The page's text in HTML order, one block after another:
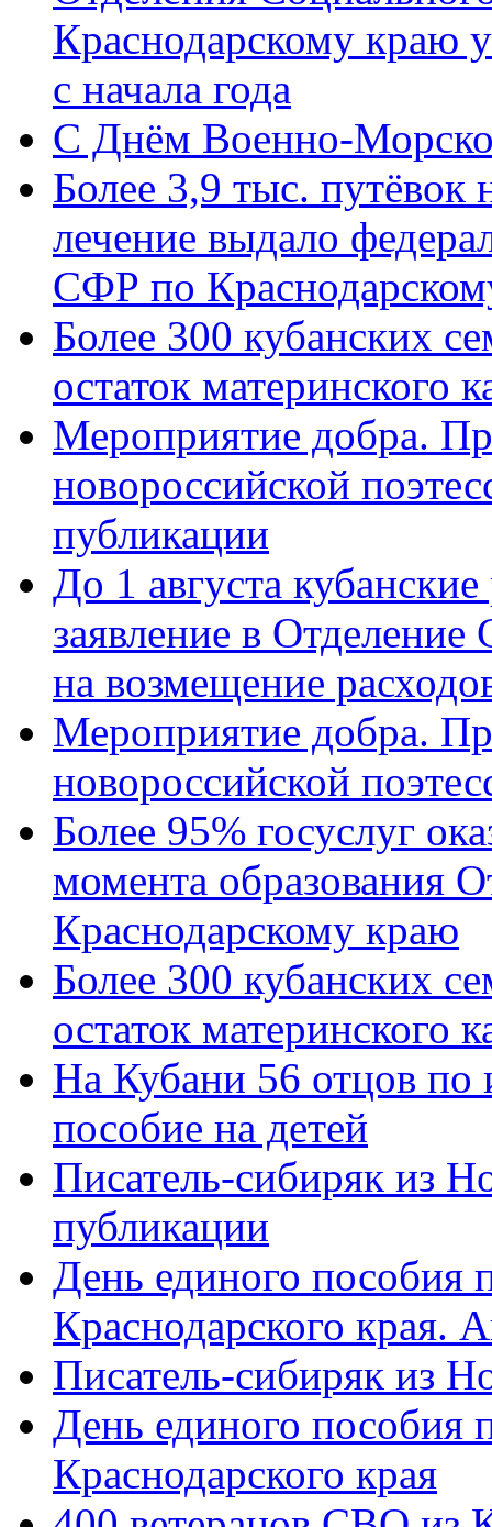
Краснодарскому краю
с начала года
C Днём Военно-
Более 3,9 тыс. путёвок
лечение выдало
СФР по
Более 300 кубанских
остаток материнского
Мероприятие добра.
новороссийской
публикации
До 1 августа
заявление в
на возмещение
Мероприятие добра.
новороссийской
Более 95% госуслуг
момента образования
Краснодарскому краю
Более 300 кубанских
остаток материнского
На Кубани 56 отцов по
пособие на детей
Писатель-сибиряк из
публикации
День единого пособия
Краснодарского края.
Писатель-сибиряк из
День единого пособия
Краснодарского края